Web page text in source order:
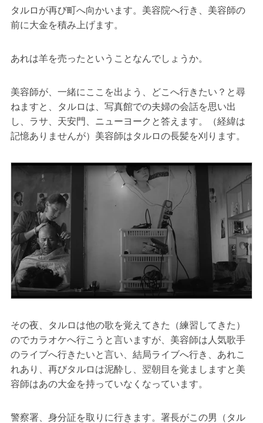
タルロが再び町へ向かいます。美容院へ行き、美容師の
前に大金を積み上げます。
あれは羊を売ったということなんでしょうか。
美容師が、一緒にここを出よう、どこへ行きたい？と尋
ねますと、タルロは、写真館での夫婦の会話を思い出
し、ラサ、天安門、ニューヨークと答えます。（経緯は
記憶ありませんが）美容師はタルロの長髪を刈ります。
その夜、タルロは他の歌を覚えてきた（練習してきた）
のでカラオケへ行こうと言いますが、美容師は人気歌手
のライブへ行きたいと言い、結局ライブへ行き、あれこ
れあり、再びタルロは泥酔し、翌朝目を覚ましますと美
容師はあの大金を持っていなくなっています。
警察署、身分証を取りに行きます。署長がこの男（タル